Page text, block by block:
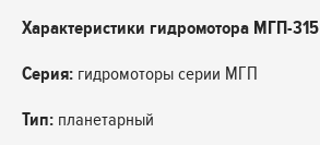
Характеристики гидромотора МГП-315
Серия: гидромоторы серии МГП
Тип: планетарный